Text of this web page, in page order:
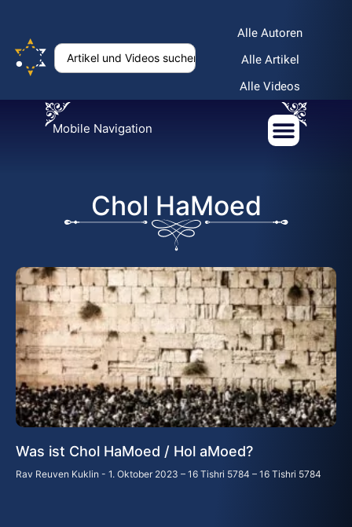
Alle Autoren
Alle Artikel
Alle Videos
Mobile Navigation
Chol HaMoed
Was ist Chol HaMoed / Hol aMoed?
Rav Reuven Kuklin 1. Oktober 2023 – 16 Tishri 5784 – 16 Tishri 5784